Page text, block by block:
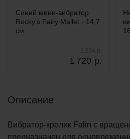
Синий мини-вибратор
Rocky’s Fairy Mallet - 14,7
см.
1 720 р.
2 234 р.
Описание
Вибратор-кролик Falin с
предназначен для